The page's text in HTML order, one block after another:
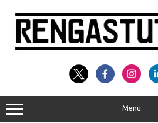
content
Menu